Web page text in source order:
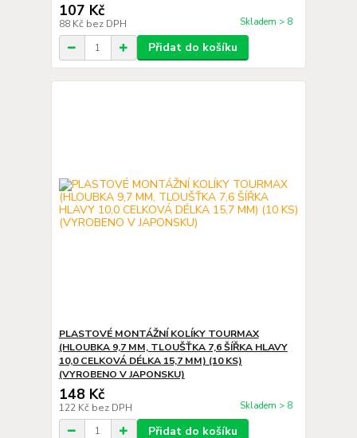
107 Kč
88 Kč bez DPH Skladem > 8
Přidat do košíku
PLASTOVÉ MONTÁŽNÍ KOLÍKY TOURMAX
(HLOUBKA 9,7 MM, TLOUŠŤKA 7,6 ŠÍŘKA HLAVY
10,0 CELKOVÁ DÉLKA 15,7 MM) (10 KS)
(VYROBENO V JAPONSKU)
148 Kč
122 Kč bez DPH Skladem > 8
Přidat do košíku